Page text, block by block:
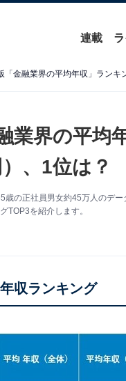
連載
「金融業界の平均年収」ランキ
業界の平均
、1位は？
の正社員男女約45万人のデ
TOP3を紹介します。
収ランキング